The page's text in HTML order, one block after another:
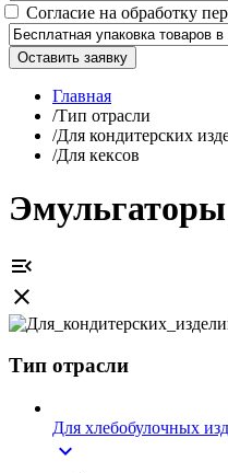
Согласие на обработку
Оставить заявку
Главная
/Тип отрасли
/Для кондитерских
/Для кексов
Эмульгаторы
menu_open
close
Тип отрасли
Для хлебобулочных
expand_more